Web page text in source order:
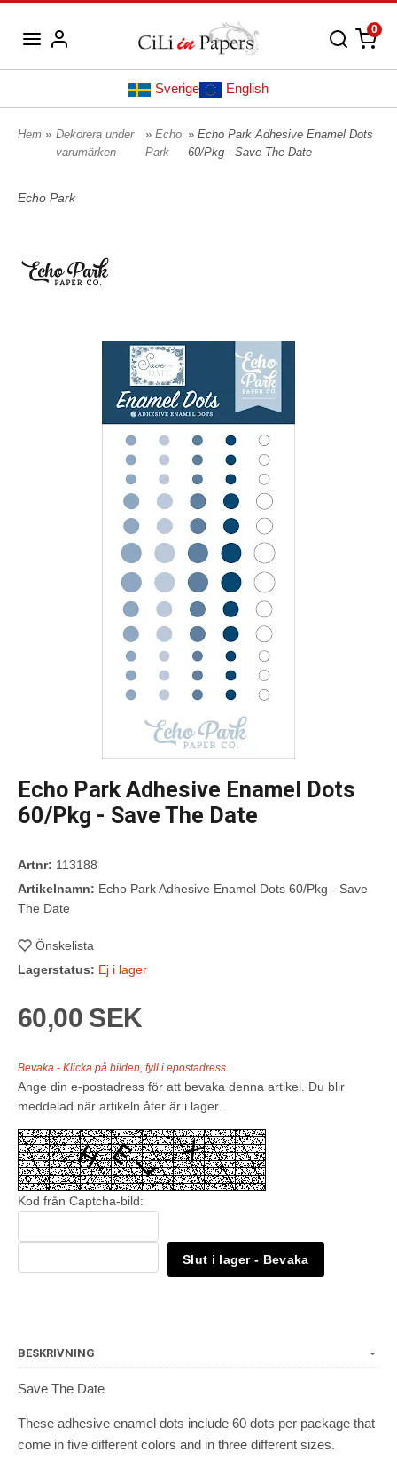
0
Sverige English
Hem » Dekorera under
varumärken
» Echo
Park
» Echo Park Adhesive Enamel Dots
60/Pkg - Save The Date
Echo Park
Echo Park Adhesive Enamel Dots
60/Pkg - Save The Date
Artnr: 113188
Artikelnamn: Echo Park Adhesive Enamel Dots 60/Pkg - Save
The Date
Önskelista
Lagerstatus: Ej i lager
60,00 SEK
Bevaka - Klicka på bilden, fyll i epostadress.
Ange din e-postadress för att bevaka denna artikel. Du blir
meddelad när artikeln åter är i lager.
Kod från Captcha-bild:
Slut i lager - Bevaka
BESKRIVNING
Save The Date
These adhesive enamel dots include 60 dots per package that
come in five different colors and in three different sizes.